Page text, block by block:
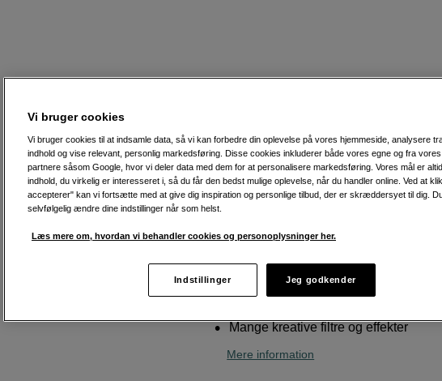
Leica Sofort 2 Red (19189)
indbygget fotoprinter
Weblager
København
Vis lagersaldo
Kombinerer æstetik med funktionalitet
Mange kreative filtre og effekter
Mere information
Vi bruger cookies
Vi bruger cookies til at indsamle data, så vi kan forbedre din oplevelse på vores hjemmeside, analysere
indhold og vise relevant, personlig markedsføring. Disse cookies inkluderer både vores egne og fra
partnere såsom Google, hvor vi deler data med dem for at personalisere markedsføring. Vores mål er
indhold, du virkelig er interesseret i, så du får den bedst mulige oplevelse, når du handler online. Ved at
accepterer" kan vi fortsætte med at give dig inspiration og personlige tilbud, der er skræddersyet til dig.
selvfølgelig ændre dine indstillinger når som helst.
Læs mere om, hvordan vi behandler cookies og personoplysninger her.
Indstillinger Jeg godkender